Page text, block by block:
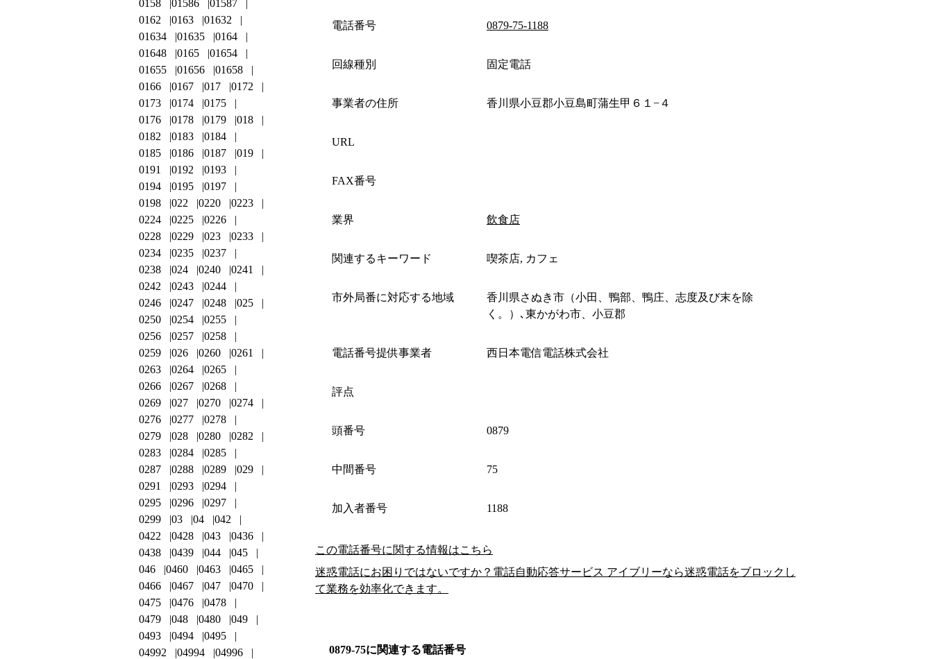
電話番号 0879-75-1188
回線種別 固定電話
事業者の住所 香川県小豆郡小豆島町蒲生甲６１−４
URL
FAX番号
業界 飲食店
関連するキーワード 喫茶店, カフェ
市外局番に対応する地域
香川県さぬき市（小田、鴨部、鴨庄、志度及び末を除
く。）､東かがわ市、小豆郡
電話番号提供事業者 西日本電信電話株式会社
評点
頭番号 0879
中間番号 75
加入者番号 1188
この電話番号に関する情報はこちら
迷惑電話にお困りではないですか？電話自動応答サービス アイブリーなら迷惑電話をブロックし
て業務を効率化できます。
0879-75に関連する電話番号
0158
01586
01587
0162
0163
01632
01634
01635
0164
01648
0165
01654
01655
01656
01658
0166
0167 017
0172
0173
0174
0175
0176
0178 0179
018
0182
0183
0184
0185
0186 0187
019
0191
0192
0193
0194
0195
0197
0198
022 0220
0223
0224
0225
0226
0228
0229 023
0233
0234
0235
0237
0238
024 0240
0241
0242
0243
0244
0246
0247 0248
025
0250
0254
0255
0256
0257
0258
0259
026 0260
0261
0263
0264
0265
0266
0267
0268
0269
027 0270
0274
0276
0277
0278
0279
028 0280
0282
0283
0284
0285
0287
0288 0289
029
0291
0293
0294
0295
0296
0297
0299
03 04
042
0422
0428 043
0436
0438
0439 044
045
046
0460 0463
0465
0466
0467 047
0470
0475
0476
0478
0479
048 0480
049
0493
0494
0495
04992
04994
04996